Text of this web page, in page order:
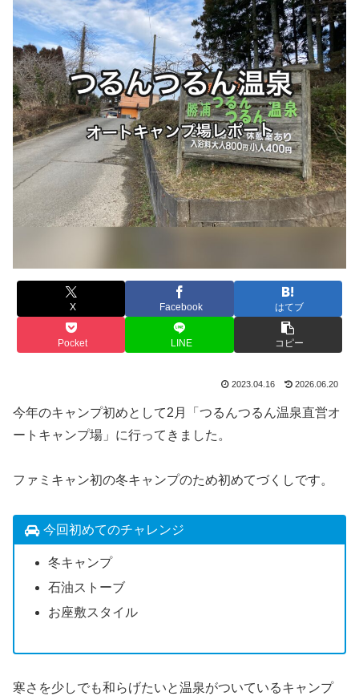
X Facebook はてブ
Pocket LINE コピー
2023.04.16 2026.06.20
今年のキャンプ初めとして2月「つるんつるん温泉直営オ
ートキャンプ場」に行ってきました。
ファミキャン初の冬キャンプのため初めてづくしです。
今回初めてのチャレンジ
冬キャンプ
石油ストーブ
お座敷スタイル
寒さを少しでも和らげたいと温泉がついているキャンプ